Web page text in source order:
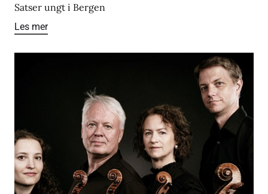
Satser ungt i Bergen
Les mer